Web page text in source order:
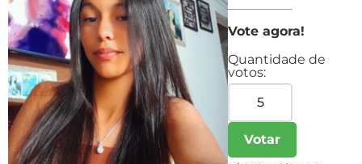
Vote agora!
Quantidade de
votos:
Votar